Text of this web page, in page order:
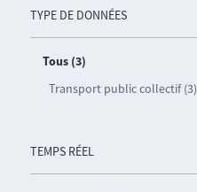
TYPE DE DONNÉES
Tous (3)
Transport public collectif (3)
TEMPS RÉEL